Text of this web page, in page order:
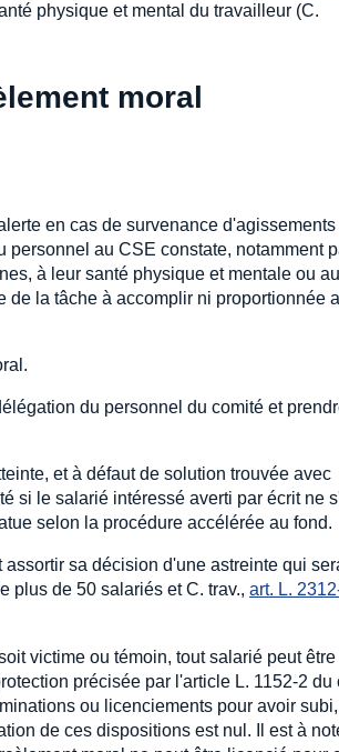
physique et mental du travailleur (C.
moral
en cas de survenance d'agissements
personnel au CSE constate, notamment
à leur santé physique et mentale ou
de la tâche à accomplir ni proportionnée
du personnel du comité et
et à défaut de solution trouvée avec
si le salarié intéressé averti par écrit ne
selon la procédure accélérée au fond.
sa décision d'une astreinte qui
plus de 50 salariés et C. trav., art. L.
victime ou témoin, tout salarié peut être
précisée par l'article L. 1152-2 du
ou licenciements pour avoir subi,
de ces dispositions est nul. Il est à